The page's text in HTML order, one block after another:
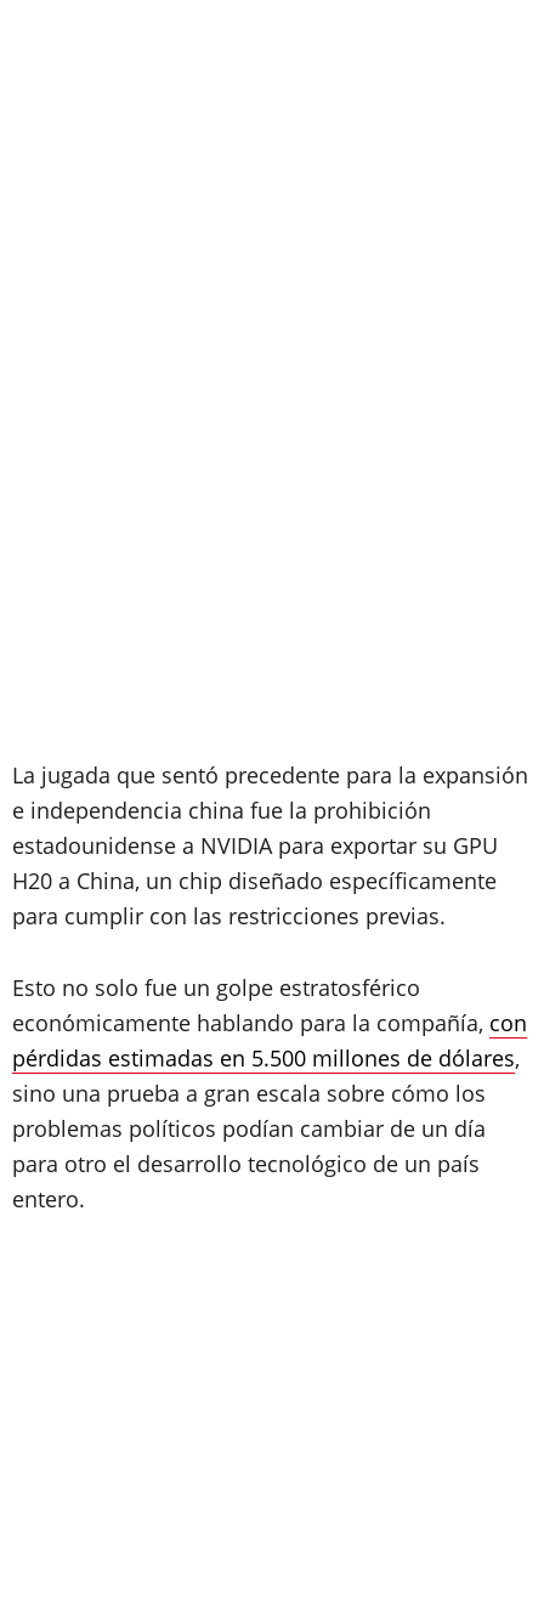
La jugada que sentó precedente para la expansión
e independencia china fue la prohibición
estadounidense a NVIDIA para exportar su GPU
H20 a China, un chip diseñado específicamente
para cumplir con las restricciones previas.
Esto no solo fue un golpe estratosférico
económicamente hablando para la compañía, con
pérdidas estimadas en 5.500 millones de dólares,
sino una prueba a gran escala sobre cómo los
problemas políticos podían cambiar de un día
para otro el desarrollo tecnológico de un país
entero.